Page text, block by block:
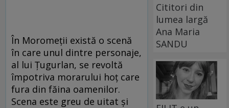
În Moromeţii există o scenă
în care unul dintre personaje,
al lui Ţugurlan, se revoltă
împotriva morarului hoţ care
fura din făina oamenilor.
Scena este greu de uitat şi
Cititori din
lumea largă
Ana Maria
SANDU